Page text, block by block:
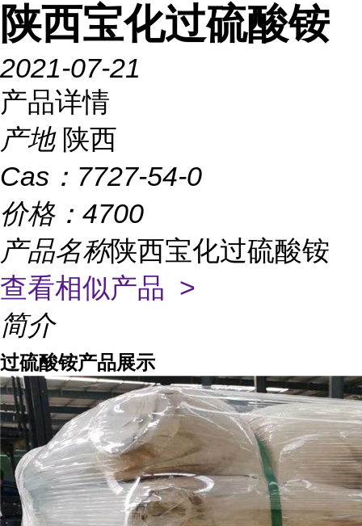
陕西宝化过硫酸铵
2021-07-21
产品详情
产地 陕西
Cas： 7727-54-0
价格： 4700
产品名称陕西宝化过硫酸铵
查看相似产品 >
简介
过硫酸铵产品展示